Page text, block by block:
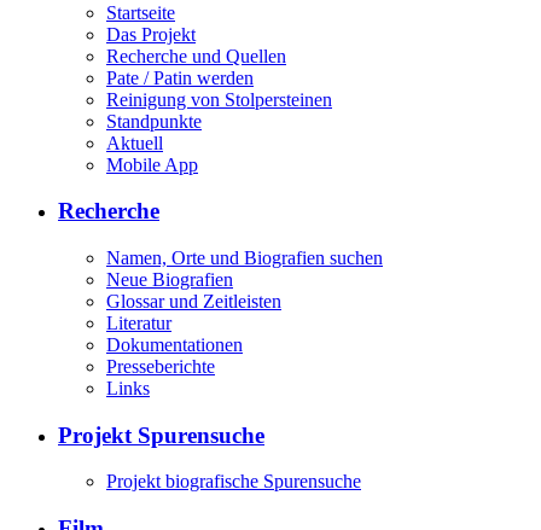
Startseite
Das Projekt
Recherche und Quellen
Pate / Patin werden
Reinigung von Stolpersteinen
Standpunkte
Aktuell
Mobile App
Recherche
Namen, Orte und Biografien suchen
Neue Biografien
Glossar und Zeitleisten
Literatur
Dokumentationen
Presseberichte
Links
Projekt Spurensuche
Projekt biografische Spurensuche